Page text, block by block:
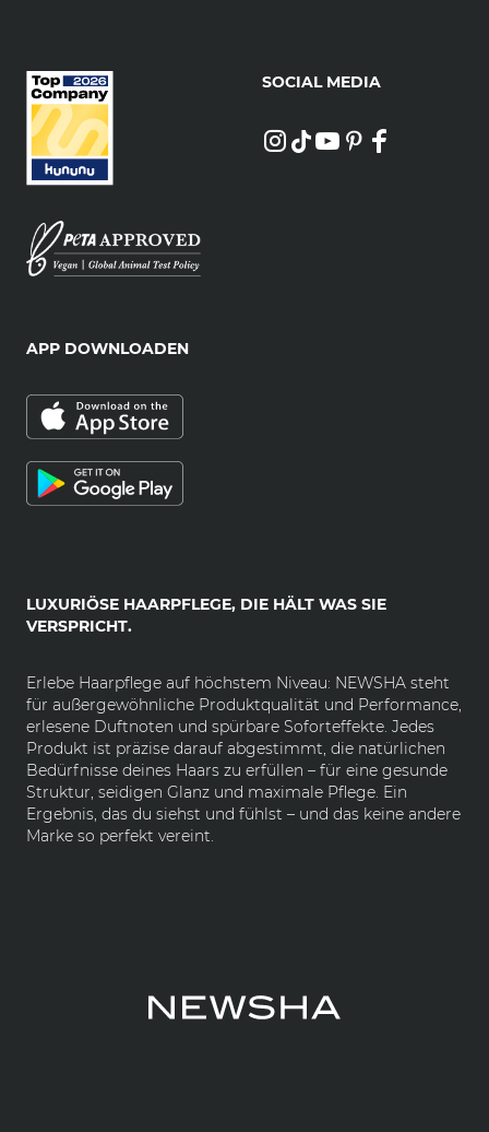
LUXURIÖSE HAARPFLEGE, DIE HÄLT WAS SIE
VERSPRICHT.
Erlebe Haarpflege auf höchstem Niveau: NEWSHA steht
für außergewöhnliche Produktqualität und Performance,
erlesene Duftnoten und spürbare Soforteffekte. Jedes
Produkt ist präzise darauf abgestimmt, die natürlichen
Bedürfnisse deines Haars zu erfüllen – für eine gesunde
Struktur, seidigen Glanz und maximale Pflege. Ein
Ergebnis, das du siehst und fühlst – und das keine andere
Marke so perfekt vereint.
SOCIAL MEDIA
APP DOWNLOADEN